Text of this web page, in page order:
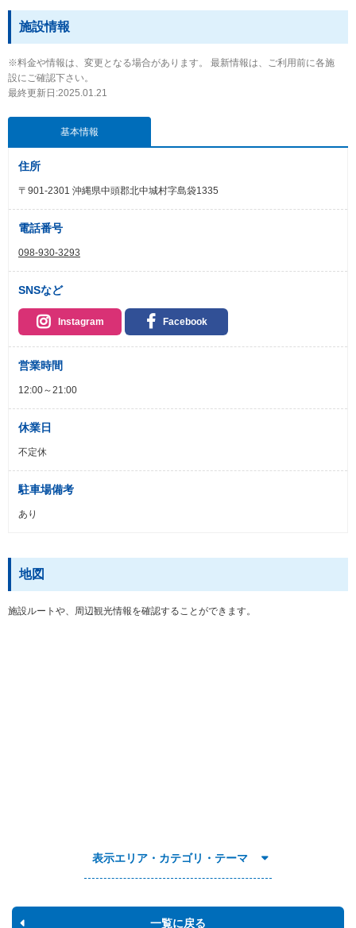
施設情報
※料金や情報は、変更となる場合があります。 最新情報は、ご利用前に各施
設にご確認下さい。
最終更新日:2025.01.21
基本情報
住所
〒901-2301 沖縄県中頭郡北中城村字島袋1335
電話番号
098-930-3293
SNSなど
Instagram Facebook
営業時間
12:00～21:00
休業日
不定休
駐車場備考
あり
地図
施設ルートや、周辺観光情報を確認することができます。
表示エリア・カテゴリ・テーマ
一覧に戻る